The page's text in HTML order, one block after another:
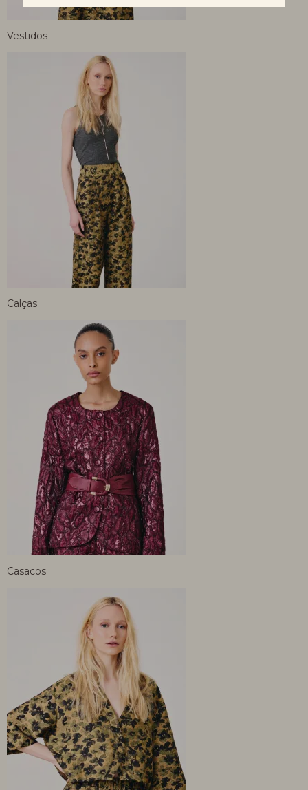
Vestidos
Calças
Casacos